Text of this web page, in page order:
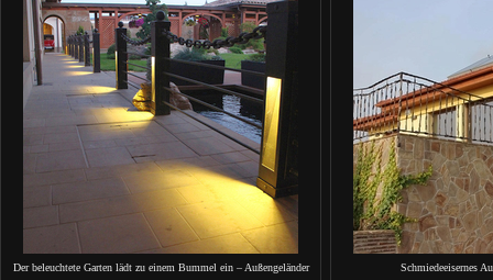
Der beleuchtete Garten lädt zu einem Bummel ein – Außengeländer
Schmiedeeisernes